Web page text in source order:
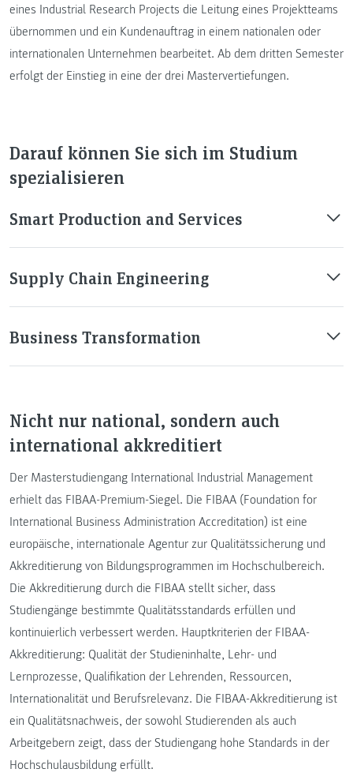
eines Industrial Research Projects die Leitung eines Projektteams
übernommen und ein Kundenauftrag in einem nationalen oder
internationalen Unternehmen bearbeitet. Ab dem dritten Semester
erfolgt der Einstieg in eine der drei Mastervertiefungen.
Darauf können Sie sich im Studium
spezialisieren
Smart Production and Services
Supply Chain Engineering
Business Transformation
Nicht nur national, sondern auch
international akkreditiert
Der Masterstudiengang International Industrial Management
erhielt das FIBAA-Premium-Siegel. Die FIBAA (Foundation for
International Business Administration Accreditation) ist eine
europäische, internationale Agentur zur Qualitätssicherung und
Akkreditierung von Bildungsprogrammen im Hochschulbereich.
Die Akkreditierung durch die FIBAA stellt sicher, dass
Studiengänge bestimmte Qualitätsstandards erfüllen und
kontinuierlich verbessert werden. Hauptkriterien der FIBAA-
Akkreditierung: Qualität der Studieninhalte, Lehr- und
Lernprozesse, Qualifikation der Lehrenden, Ressourcen,
Internationalität und Berufsrelevanz. Die FIBAA-Akkreditierung ist
ein Qualitätsnachweis, der sowohl Studierenden als auch
Arbeitgebern zeigt, dass der Studiengang hohe Standards in der
Hochschulausbildung erfüllt.